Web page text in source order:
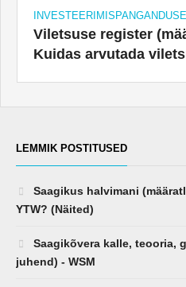
Viletsuse register
Kuidas arvutada
LEMMIK POSTITUSED
Saagikus halvimani
YTW? (Näited)
Saagikõvera kalle, teooria,
juhend) - WSM